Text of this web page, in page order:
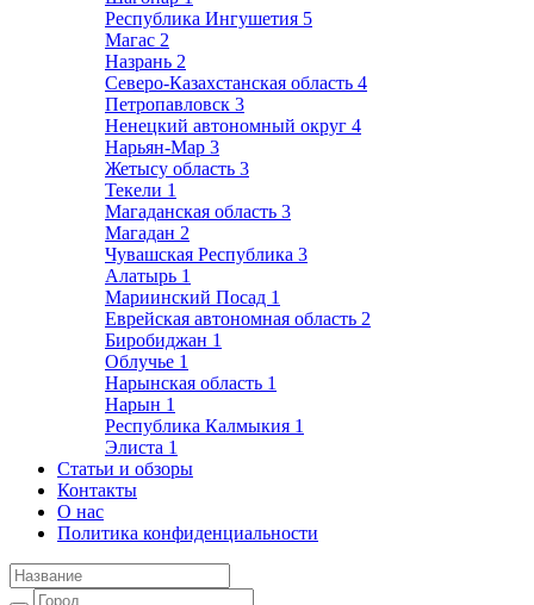
Республика Ингушетия 5
Магас 2
Назрань 2
Северо-Казахстанская область 4
Петропавловск 3
Ненецкий автономный округ 4
Нарьян-Мар 3
Жетысу область 3
Текели 1
Магаданская область 3
Магадан 2
Чувашская Республика 3
Алатырь 1
Мариинский Посад 1
Еврейская автономная область 2
Биробиджан 1
Облучье 1
Нарынская область 1
Нарын 1
Республика Калмыкия 1
Элиста 1
Статьи и обзоры
Контакты
О нас
Политика конфиденциальности